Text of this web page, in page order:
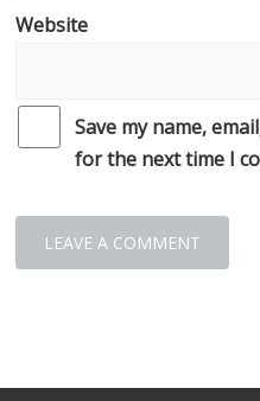
Website
Save my name,
for the next time I